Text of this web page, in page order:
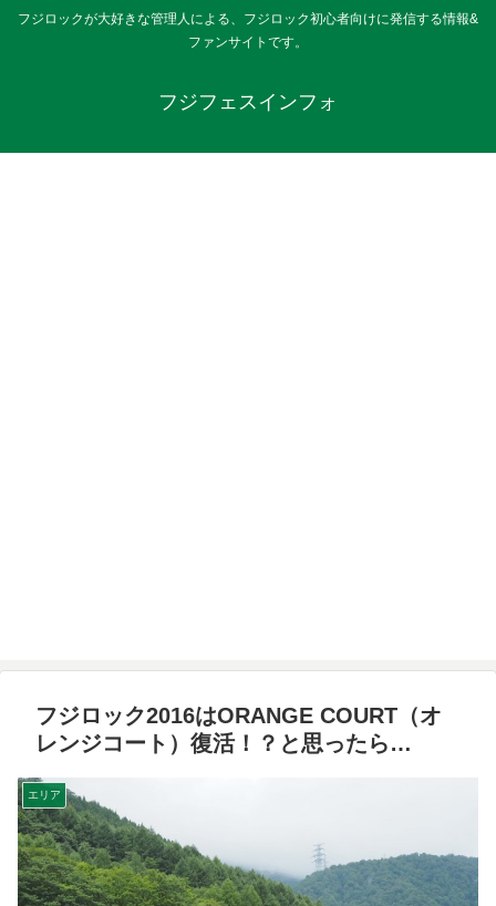
フジロックが大好きな管理人による、フジロック初心者向けに発信する情報&
ファンサイトです。
フジフェスインフォ
フジロック2016はORANGE COURT（オ
レンジコート）復活！？と思ったら…
エリア